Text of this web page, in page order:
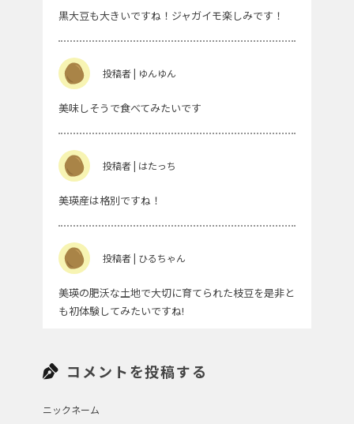
黒大豆も大きいですね！ジャガイモ楽しみです！
投稿者 | ゆんゆん
美味しそうで食べてみたいです
投稿者 | はたっち
美瑛産は格別ですね！
投稿者 | ひるちゃん
美瑛の肥沃な土地で大切に育てられた枝豆を是非と
も初体験してみたいですね!
投稿者 | ひじき
食べたいです！
コメントを投稿する
ニックネーム